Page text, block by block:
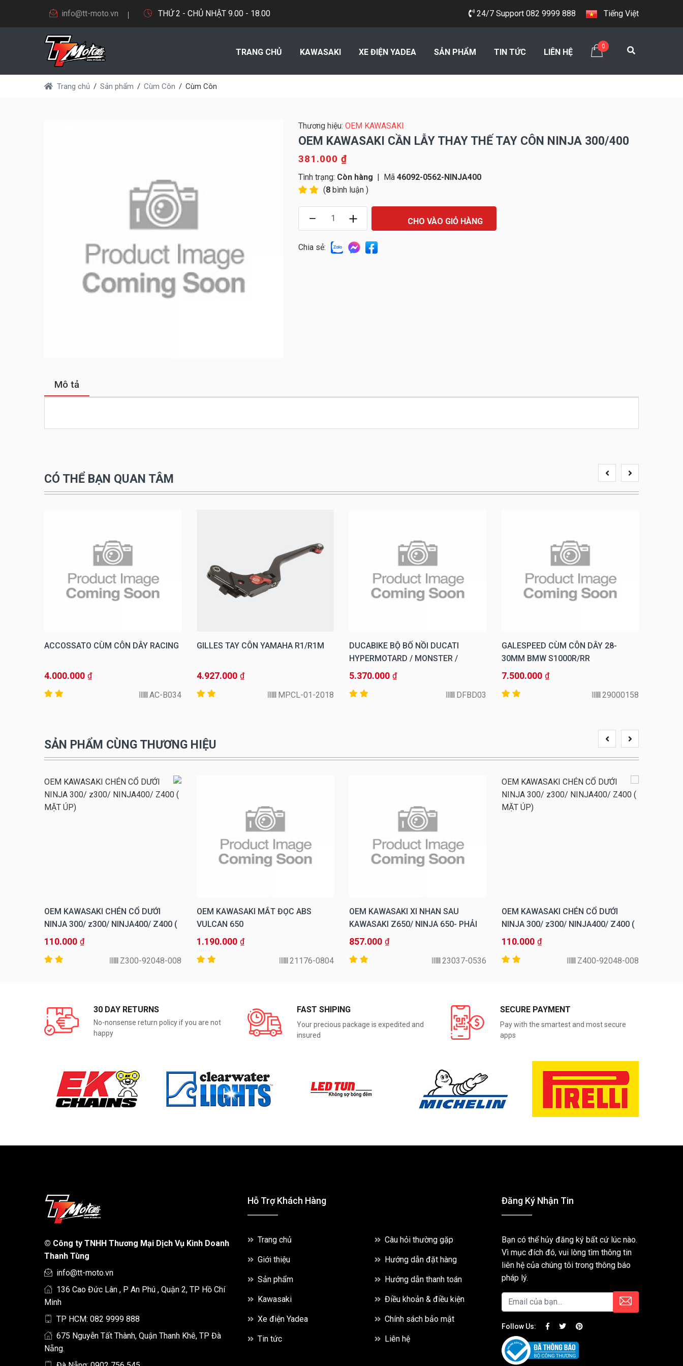
info@tt-moto.vn THỨ 2 - CHỦ NHẬT 9.00 - 18.00 24/7 Support 082 9999 888 Tiếng Việt
0
TRANG CHỦ KAWASAKI XE ĐIỆN YADEA SẢN PHẨM TIN TỨC LIÊN HỆ
Trang chủ Sản phẩm Cùm Côn Cùm Côn
Thương hiệu: OEM KAWASAKI
OEM KAWASAKI CẦN LẪY THAY THẾ TAY CÔN NINJA 300/400
381.000 ₫
Tình trạng: Còn hàng | Mã 46092-0562-NINJA400
(8 bình luận )
CHO VÀO GIỎ HÀNG
Chia sẻ:
Mô tả
CÓ THỂ BẠN QUAN TÂM
GALESPEED CÙM CÔN DÂY 28-
30MM BMW S1000R/RR
7.500.000 ₫
29000158
DUCABIKE BỘ BỐ NỒI DUCATI
HYPERMOTARD / MONSTER /
SCRAMBLER
5.370.000 ₫
DFBD03
GILLES TAY CÔN YAMAHA R1/R1M
4.927.000 ₫
MPCL-01-2018
ACCOSSATO CÙM CÔN DÂY RACING
4.000.000 ₫
AC-B034
SẢN PHẨM CÙNG THƯƠNG HIỆU
OEM KAWASAKI CHÉN CỔ DƯỚI
NINJA 300/ z300/ NINJA400/ Z400 (
MẶT ÚP)
110.000 ₫
92048-008-Z400
OEM KAWASAKI XI NHAN SAU
KAWASAKI Z650/ NINJA 650- PHẢI
857.000 ₫
23037-0536
OEM KAWASAKI MẮT ĐỌC ABS
VULCAN 650
1.190.000 ₫
21176-0804
OEM KAWASAKI CHÉN CỔ DƯỚI
NINJA 300/ z300/ NINJA400/ Z400 (
MẶT ÚP)
110.000 ₫
92048-008-Z300
30 DAY RETURNS
No-nonsense return policy if you are not
happy
FAST SHIPING
Your precious package is expedited and
insured
SECURE PAYMENT
Pay with the smartest and most secure
apps
© Công ty TNHH Thương Mại Dịch Vụ Kinh Doanh
Thanh Tùng
info@tt-moto.vn
136 Cao Đức Lân , P An Phú , Quận 2, TP Hồ Chí
Minh
TP HCM: 082 9999 888
675 Nguyễn Tất Thành, Quận Thanh Khê, TP Đà
Nẵng.
Hỗ Trợ Khách Hàng
Trang chủ
Giới thiệu
Sản phẩm
Kawasaki
Xe điện Yadea
Tin tức
Câu hỏi thường gặp
Hướng dẫn đặt hàng
Hướng dẫn thanh toán
Điều khoản & điều kiện
Chính sách bảo mật
Liên hệ
Đăng Ký Nhận Tin
Bạn có thể hủy đăng ký bất cứ lúc nào.
Vì mục đích đó, vui lòng tìm thông tin
liên hệ của chúng tôi trong thông báo
pháp lý.
Follow Us: